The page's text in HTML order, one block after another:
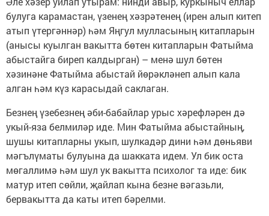
булуга карамастан, үзенең хәзрәтенең (ирен алып китеп
атып үтергәннәр) һәм Яңгул мулласының китапларын
(анысы куылган вакытта бөтен китапларын Фатыйма
абыстайга биреп калдырган) – менә шул бөтен
хәзинәне Фатыйма абыстай йөрәкләнеп алып кала
алган һәм күз карасыдай саклаган.
Безнең үзебезнең әби-бабайлар урыс хәрефләрен дә
укый-яза белмиләр иде. Мин Фатыйма абыстайның,
шушы китапларны укып, шулкадәр дини һәм дөньяви
мәгълүматы булуына да шакката идем. Ул бик оста
мөгаллимә һәм шул ук вакытта психолог та иде: бик
матур итеп сөйли, җайлап кына безне вәгазьли,
бервакытта да каты итеп бәрелми.